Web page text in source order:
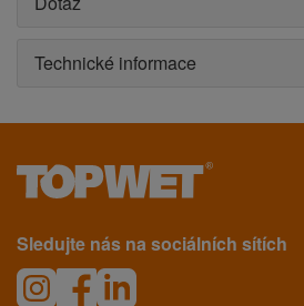
Technické informace
Sledujte nás na sociálních sítích